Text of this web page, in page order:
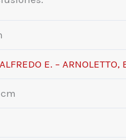
E. – ARNOLETTO,
cm